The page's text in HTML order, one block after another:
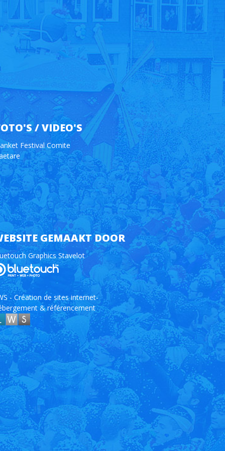
/ VIDEO'S
Festival Comite
GEMAAKT DOOR
Graphics Stavelot
- Création de sites internet-
& référencement